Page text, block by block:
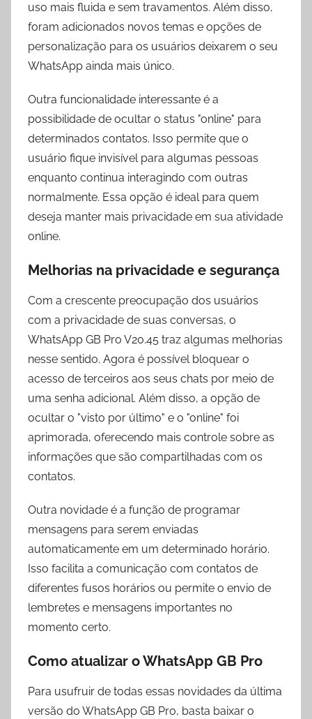
uso mais fluida e sem travamentos. Além disso,
foram adicionados novos temas e opções de
personalização para os usuários deixarem o seu
WhatsApp ainda mais único.
Outra funcionalidade interessante é a
possibilidade de ocultar o status "online" para
determinados contatos. Isso permite que o
usuário fique invisível para algumas pessoas
enquanto continua interagindo com outras
normalmente. Essa opção é ideal para quem
deseja manter mais privacidade em sua atividade
online.
Melhorias na privacidade e segurança
Com a crescente preocupação dos usuários
com a privacidade de suas conversas, o
WhatsApp GB Pro V20.45 traz algumas melhorias
nesse sentido. Agora é possível bloquear o
acesso de terceiros aos seus chats por meio de
uma senha adicional. Além disso, a opção de
ocultar o "visto por último" e o "online" foi
aprimorada, oferecendo mais controle sobre as
informações que são compartilhadas com os
contatos.
Outra novidade é a função de programar
mensagens para serem enviadas
automaticamente em um determinado horário.
Isso facilita a comunicação com contatos de
diferentes fusos horários ou permite o envio de
lembretes e mensagens importantes no
momento certo.
Como atualizar o WhatsApp GB Pro
Para usufruir de todas essas novidades da última
versão do WhatsApp GB Pro, basta baixar o